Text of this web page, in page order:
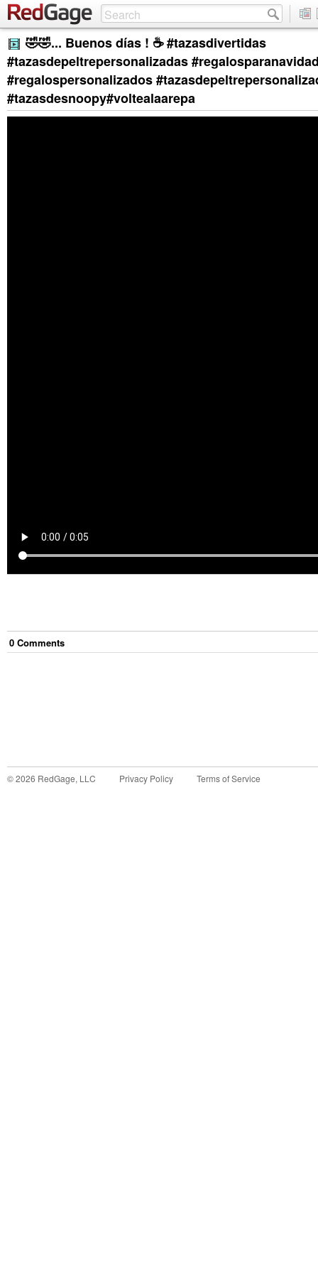
🤣🤣... Buenos días ! ☕ #tazasdivertidas
#tazasdepeltrepersonalizadas
#regalospersonalizados
#tazasdesnoopy#voltealaarepa
0 Comments
©2026 RedGage, LLC Privacy Policy Terms of Service